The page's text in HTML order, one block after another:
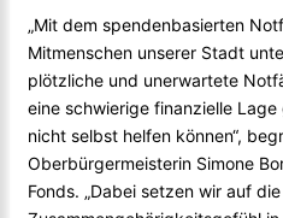
„Mit dem spendenbasierten
Mitmenschen unserer Stadt
plötzliche und unerwartete
eine schwierige finanzielle
nicht selbst helfen können“,
Oberbürgermeisterin Simone
Fonds. „Dabei setzen wir auf